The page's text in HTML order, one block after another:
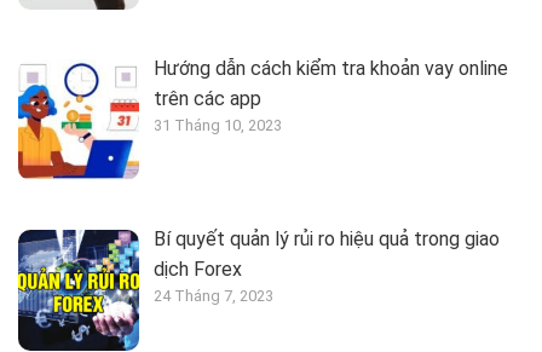
Hướng dẫn cách kiểm tra khoản vay online
trên các app
31 Tháng 10, 2023
Bí quyết quản lý rủi ro hiệu quả trong giao
dịch Forex
24 Tháng 7, 2023